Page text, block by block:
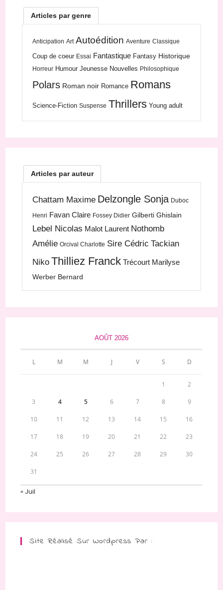
Articles par genre
Anticipation Art Autoédition Aventure Classique
Coup de coeur Essai Fantastique Fantasy Historique
Horreur Humour Jeunesse Nouvelles Philosophique
Polars Roman noir Romance Romans
Science-Fiction Suspense Thrillers Young adult
Articles par auteur
Chattam Maxime Delzongle Sonja Duboc
Henri Favan Claire Fossey Didier Gilberti Ghislain
Lebel Nicolas Malot Laurent Nothomb
Amélie Orcival Charlotte Sire Cédric Tackian
Niko Thilliez Franck Trécourt Marilyse
Werber Bernard
AOÛT 2026
L M M J V S D
1 2
3 4 5 6 7 8 9
10 11 12 13 14 15 16
17 18 19 20 21 22 23
24 25 26 27 28 29 30
31
« Juil
Site Réalisé Sur Wordpress Par :